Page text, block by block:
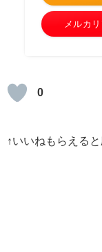
メルカ
0
↑いいねもらえる